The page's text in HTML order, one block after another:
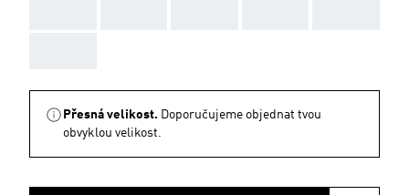
Přesná velikost. Doporučujeme objednat tvou
obvyklou velikost.